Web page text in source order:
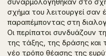
σχήμα του λειτουργεί σαν
παραπέμποντας στη
Οι περίπατοι συνδυάζουν
της τάξης, της δράσης και
νέο τρόπο θέασης της